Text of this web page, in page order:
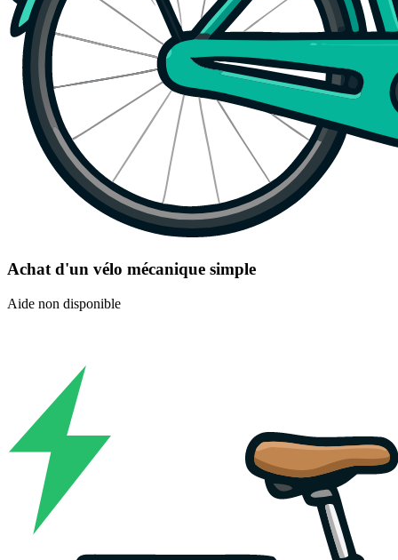
Achat d'un vélo mécanique simple
Aide non disponible